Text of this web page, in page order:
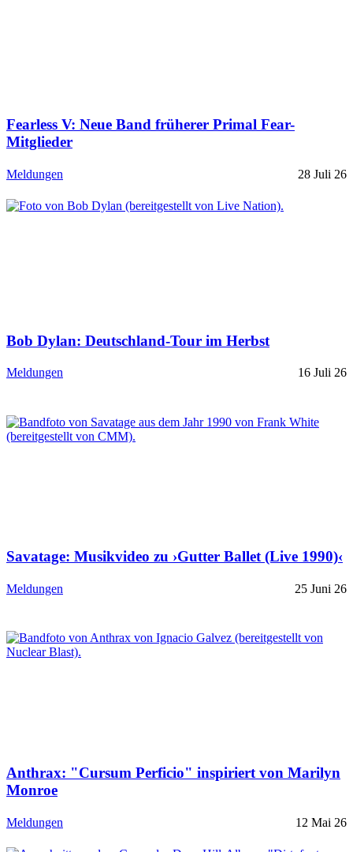
Fearless V: Neue Band früherer Primal Fear-
Mitglieder
Meldungen 28 Juli 26
Bob Dylan: Deutschland-Tour im Herbst
Meldungen 16 Juli 26
Savatage: Musikvideo zu ›Gutter Ballet (Live 1990)‹
Meldungen 25 Juni 26
Anthrax: "Cursum Perficio" inspiriert von Marilyn
Monroe
Meldungen 12 Mai 26